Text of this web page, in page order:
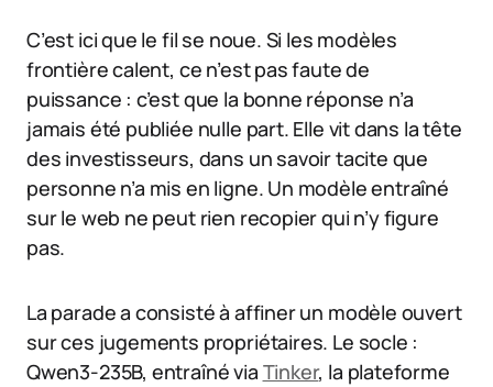
C’est ici que le fil se noue. Si les modèles
frontière calent, ce n’est pas faute de
puissance : c’est que la bonne réponse n’a
jamais été publiée nulle part. Elle vit dans la tête
des investisseurs, dans un savoir tacite que
personne n’a mis en ligne. Un modèle entraîné
sur le web ne peut rien recopier qui n’y figure
pas.
La parade a consisté à affiner un modèle ouvert
sur ces jugements propriétaires. Le socle :
Qwen3-235B, entraîné via Tinker, la plateforme